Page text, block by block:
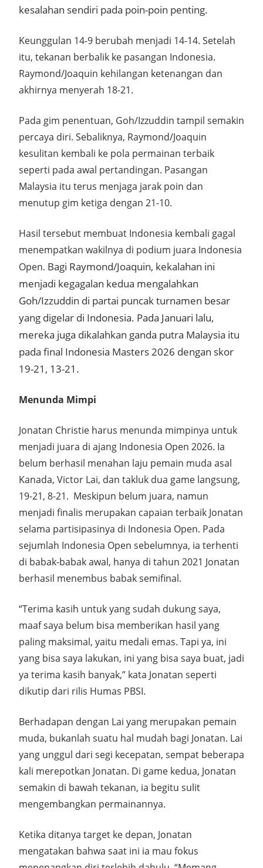
kesalahan sendiri pada poin-poin penting.
Keunggulan 14-9 berubah menjadi 14-14. Setelah
itu, tekanan berbalik ke pasangan Indonesia.
Raymond/Joaquin kehilangan ketenangan dan
akhirnya menyerah 18-21.
Pada gim penentuan, Goh/Izzuddin tampil semakin
percaya diri. Sebaliknya, Raymond/Joaquin
kesulitan kembali ke pola permainan terbaik
seperti pada awal pertandingan. Pasangan
Malaysia itu terus menjaga jarak poin dan
menutup gim ketiga dengan 21-10.
Hasil tersebut membuat Indonesia kembali gagal
menempatkan wakilnya di podium juara Indonesia
Open. Bagi Raymond/Joaquin, kekalahan ini
menjadi kegagalan kedua mengalahkan
Goh/Izzuddin di partai puncak turnamen besar
yang digelar di Indonesia. Pada Januari lalu,
mereka juga dikalahkan ganda putra Malaysia itu
pada final Indonesia Masters 2026 dengan skor
19-21, 13-21.
Menunda Mimpi
Jonatan Christie harus menunda mimpinya untuk
menjadi juara di ajang Indonesia Open 2026. Ia
belum berhasil menahan laju pemain muda asal
Kanada, Victor Lai, dan takluk dua game langsung,
19-21, 8-21. Meskipun belum juara, namun
menjadi finalis merupakan capaian terbaik Jonatan
selama partisipasinya di Indonesia Open. Pada
sejumlah Indonesia Open sebelumnya, ia terhenti
di babak-babak awal, hanya di tahun 2021 Jonatan
berhasil menembus babak semifinal.
“Terima kasih untuk yang sudah dukung saya,
maaf saya belum bisa memberikan hasil yang
paling maksimal, yaitu medali emas. Tapi ya, ini
yang bisa saya lakukan, ini yang bisa saya buat, jadi
ya terima kasih banyak,” kata Jonatan seperti
dikutip dari rilis Humas PBSI.
Berhadapan dengan Lai yang merupakan pemain
muda, bukanlah suatu hal mudah bagi Jonatan. Lai
yang unggul dari segi kecepatan, sempat beberapa
kali merepotkan Jonatan. Di game kedua, Jonatan
semakin di bawah tekanan, ia begitu sulit
mengembangkan permainannya.
Ketika ditanya target ke depan, Jonatan
mengatakan bahwa saat ini ia mau fokus